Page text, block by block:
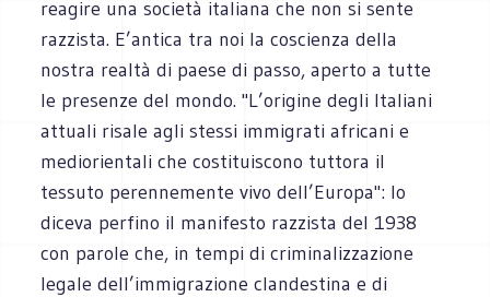
reagire una società italiana che non si sente
razzista. E’antica tra noi la coscienza della
nostra realtà di paese di passo, aperto a tutte
le presenze del mondo. "L’origine degli Italiani
attuali risale agli stessi immigrati africani e
mediorientali che costituiscono tuttora il
tessuto perennemente vivo dell’Europa": lo
diceva perfino il manifesto razzista del 1938
con parole che, in tempi di criminalizzazione
legale dell’immigrazione clandestina e di